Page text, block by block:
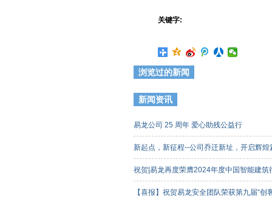
关键字:
浏览过的新闻
新闻资讯
易龙公司 25 周年 爱心助残公益行
新起点，新征程--公司乔迁新址，开启辉
祝贺|易龙再度荣膺2024年度中国智能建
【喜报】祝贺易龙安全团队荣获第九届“